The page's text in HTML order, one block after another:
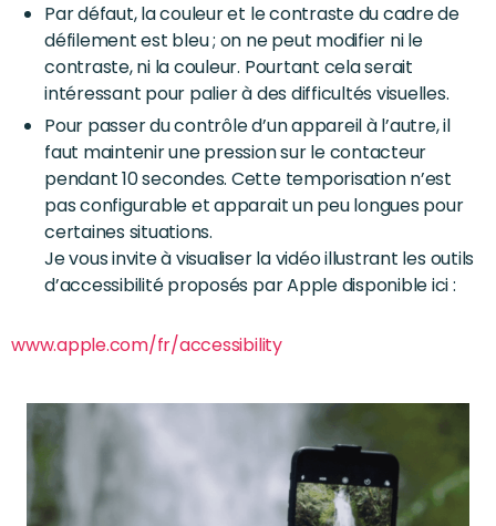
Par défaut, la couleur et le contraste du cadre de
défilement est bleu ; on ne peut modifier ni le
contraste, ni la couleur. Pourtant cela serait
intéressant pour palier à des difficultés visuelles.
Pour passer du contrôle d’un appareil à l’autre, il
faut maintenir une pression sur le contacteur
pendant 10 secondes. Cette temporisation n’est
pas configurable et apparait un peu longues pour
certaines situations.
Je vous invite à visualiser la vidéo illustrant les outils
d’accessibilité proposés par Apple disponible ici :
www.apple.com/fr/accessibility